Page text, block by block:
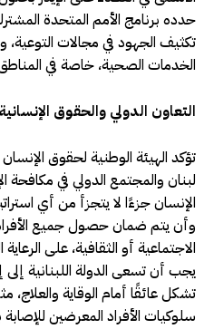
حدده برنامج الأمم المتحدة
تكثيف الجهود في مجالات التوعية،
الخدمات الصحية، خاصة في المناطق
التعاون الدولي والحقوق الإنسانية
تؤكد الهيئة الوطنية لحقوق
لبنان والمجتمع الدولي في
الإنسان جزءًا لا يتجزأ من أي
وأن يتم ضمان حصول جميع
الاجتماعية أو الثقافية، على
يجب أن تسعى الدولة اللبنانية إلى
تشكل عائقًا أمام الوقاية والعلاج،
سلوكيات الأفراد المعرضين للإصابة